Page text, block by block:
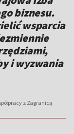
biznesu.
wsparcia
i wyzwania
z Zagranicą